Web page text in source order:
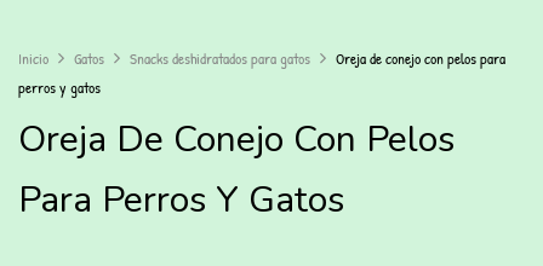
Inicio Gatos Snacks deshidratados para gatos
Oreja de conejo con pelos para
perros y gatos
Oreja De Conejo Con Pelos
Para Perros Y Gatos